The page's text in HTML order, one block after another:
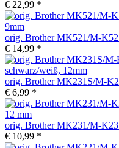
€ 22,99 *
orig. Brother MK521/M-
€ 14,99 *
orig. Brother MK231S/M-
€ 6,99 *
orig. Brother MK231/M-
€ 10,99 *